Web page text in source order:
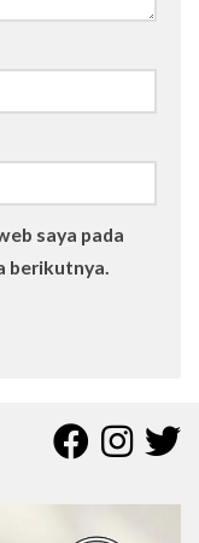
saya pada
berikutnya.